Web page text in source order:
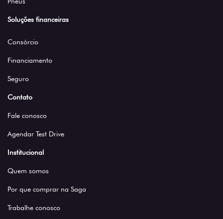
Soluções financeiras
Consórcio
Financiamento
Seguro
Contato
Fale conosco
Agendar Test Drive
Institucional
Quem somos
Por que comprar na Saga
Trabalhe conosco